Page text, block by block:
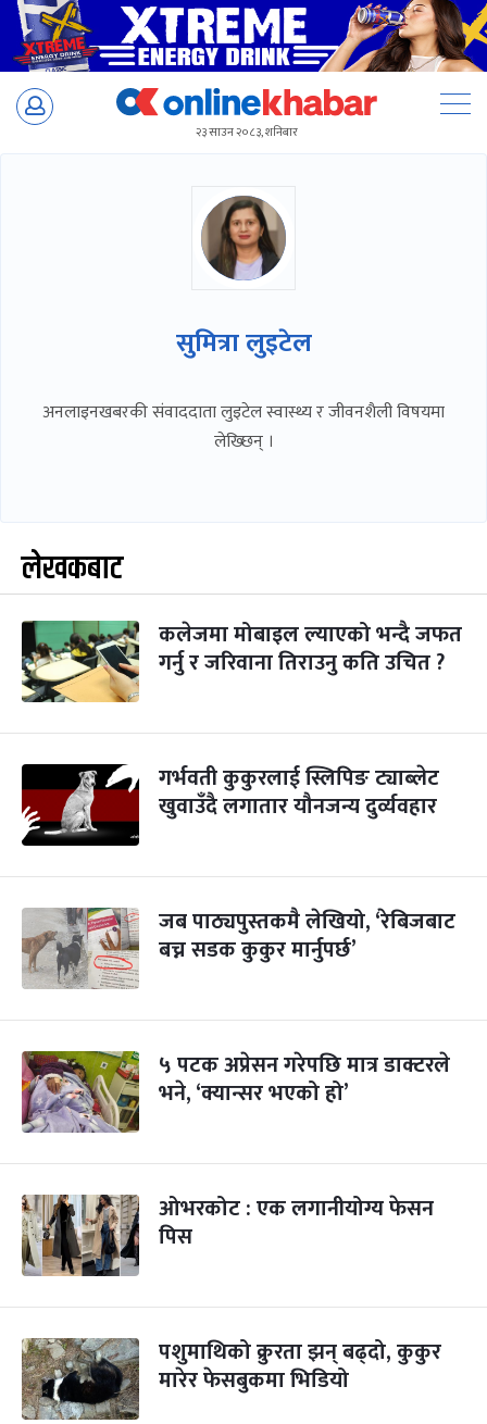
Skip
२३ साउन २०८३, शनिबार
सुमित्रा लुइटेल
अनलाइनखबरकी संवाददाता लुइटेल स्वास्थ्य र जीवनशैली विषयमा
लेख्छिन् ।
लेखकबाट
कलेजमा मोबाइल ल्याएको भन्दै जफत
गर्नु र जरिवाना तिराउनु कति उचित ?
गर्भवती कुकुरलाई स्लिपिङ ट्याब्लेट
खुवाउँदै लगातार यौनजन्य दुर्व्यवहार
जब पाठ्यपुस्तकमै लेखियो, ‘रेबिजबाट
बच्न सडक कुकुर मार्नुपर्छ’
५ पटक अप्रेसन गरेपछि मात्र डाक्टरले
भने, ‘क्यान्सर भएको हो’
ओभरकोट : एक लगानीयोग्य फेसन
पिस
पशुमाथिको क्रुरता झन् बढ्दो, कुकुर
मारेर फेसबुकमा भिडियो